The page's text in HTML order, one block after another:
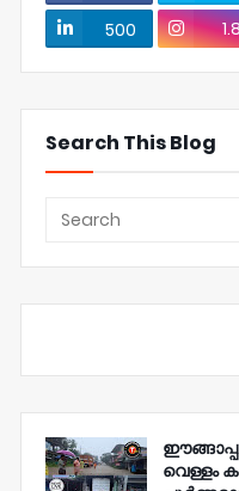
500
Search This Blog
വെള്ളം